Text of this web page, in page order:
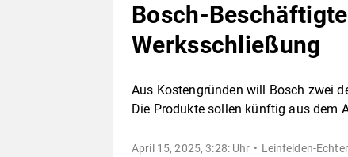
Bosch-
Werksschließung
Aus Kostengründen will Bosch zwei
Die Produkte sollen künftig aus dem
April 15, 2025, 3:28: Uhr Leinfelden-